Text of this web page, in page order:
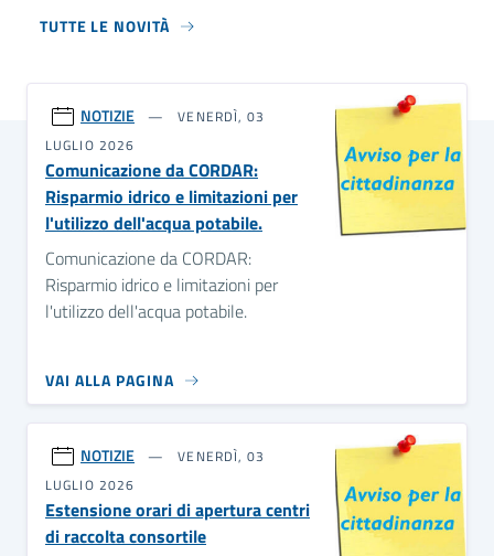
TUTTE LE NOVITÀ
NOTIZIE
VENERDÌ, 03
LUGLIO 2026
Comunicazione da CORDAR:
Risparmio idrico e limitazioni per
l'utilizzo dell'acqua potabile.
Comunicazione da CORDAR:
Risparmio idrico e limitazioni per
l'utilizzo dell'acqua potabile.
VAI ALLA PAGINA
NOTIZIE
VENERDÌ, 03
LUGLIO 2026
Estensione orari di apertura centri
di raccolta consortile